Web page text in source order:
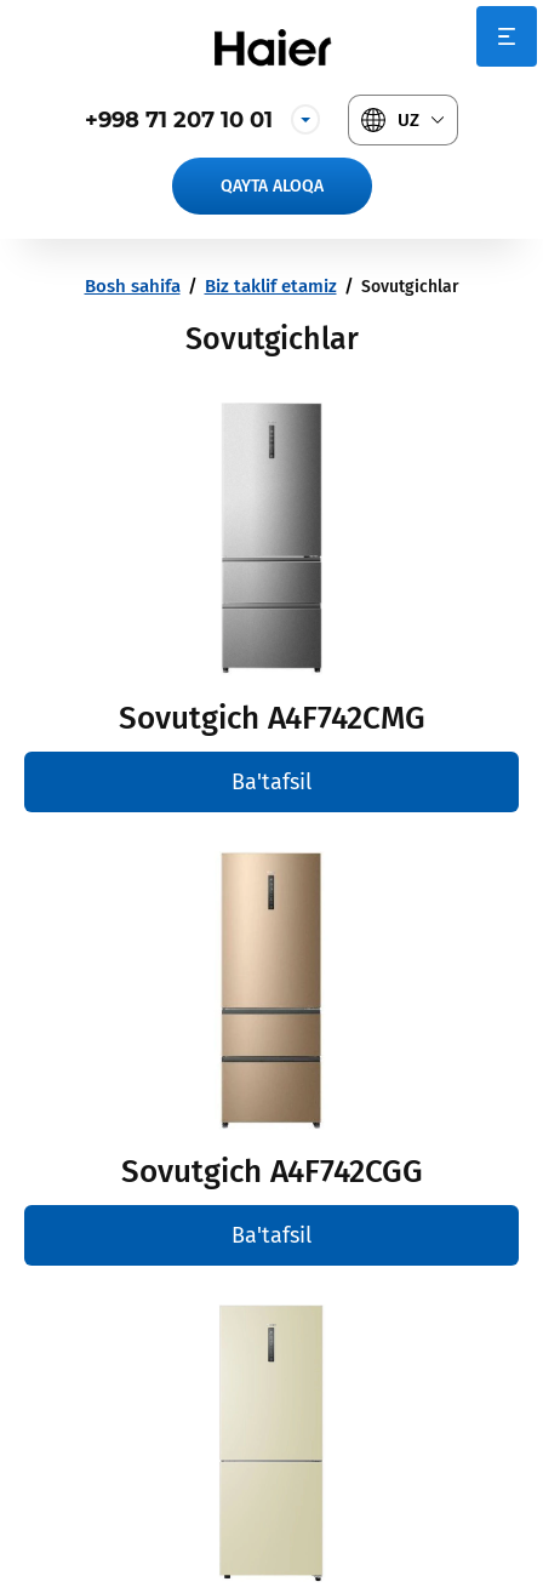
+998 71 207 10 01 UZ
QAYTA ALOQA
Bosh sahifa / Biz taklif etamiz / Sovutgichlar
Sovutgichlar
Sovutgich A4F742CMG
Ba'tafsil
Sovutgich A4F742CGG
Ba'tafsil